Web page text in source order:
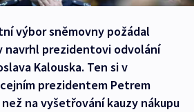
výbor sněmovny požádal
navrhl prezidentovi odvolání
Kalouska. Ten si v
prezidentem Petrem
na vyšetřování kauzy nákupu